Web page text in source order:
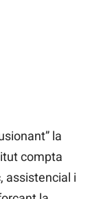
la
compta
assistencial i